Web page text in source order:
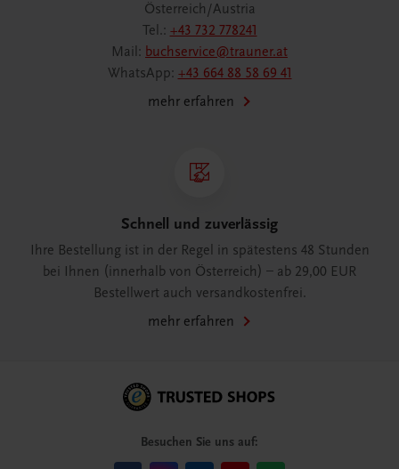
Österreich/Austria
Tel.: +43 732 778241
Mail: buchservice@trauner.at
WhatsApp: +43 664 88 58 69 41
mehr erfahren
Schnell und zuverlässig
Ihre Bestellung ist in der Regel in spätestens 48 Stunden
bei Ihnen (innerhalb von Österreich) – ab 29,00 EUR
Bestellwert auch versandkostenfrei.
mehr erfahren
Besuchen Sie uns auf: